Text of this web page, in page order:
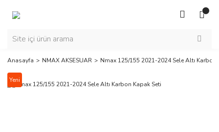
Anasayfa NMAX AKSESUAR Nmax 125/155 2021-2024 Sele Altı Karbon
Yeni